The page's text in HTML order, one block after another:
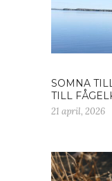
SOMNA
TILL
21 april, 2026